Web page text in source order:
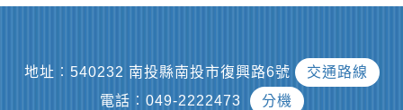
地址︰540232 南投縣南投市復興路6號
交通路線
電話︰049-2222473
分機